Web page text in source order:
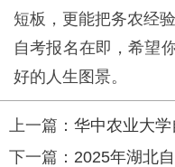
短板，更能把务农经
自考报名在即，希望
好的人生图景。
上一篇： 华中农业大学
下一篇： 2025年湖北自考4